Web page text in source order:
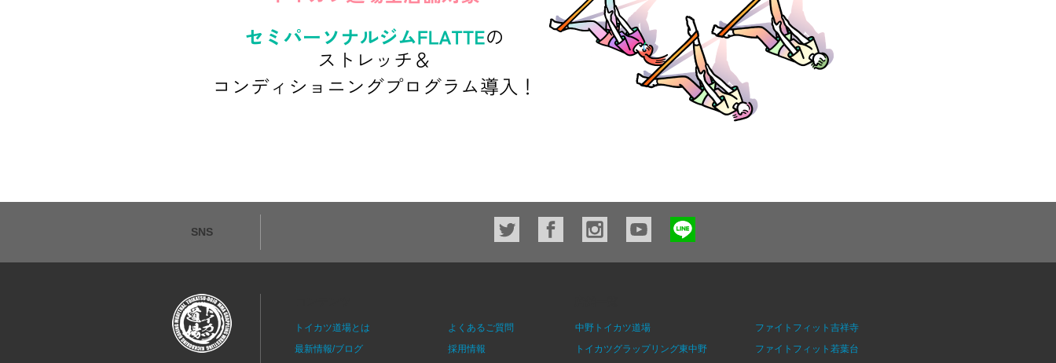
SNS
トイカツ道場とは
最新情報/ブログ
よくあるご質問
採用情報
中野トイカツ道場
トイカツグラップリング東中野
ファイトフィット吉祥寺
ファイトフィット若葉台